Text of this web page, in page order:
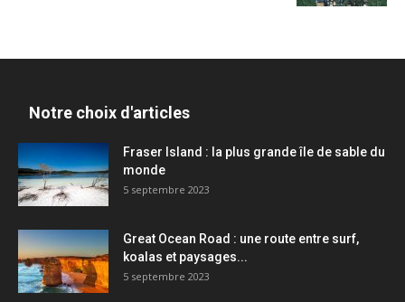
Notre choix d'articles
Fraser Island : la plus grande île de sable du
monde
5 septembre 2023
Great Ocean Road : une route entre surf,
koalas et paysages...
5 septembre 2023